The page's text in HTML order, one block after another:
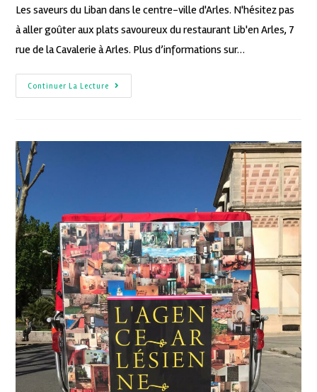
Les saveurs du Liban dans le centre-ville d'Arles. N'hésitez pas
à aller goûter aux plats savoureux du restaurant Lib'en Arles, 7
rue de la Cavalerie à Arles. Plus d’informations sur…
Continuer La Lecture